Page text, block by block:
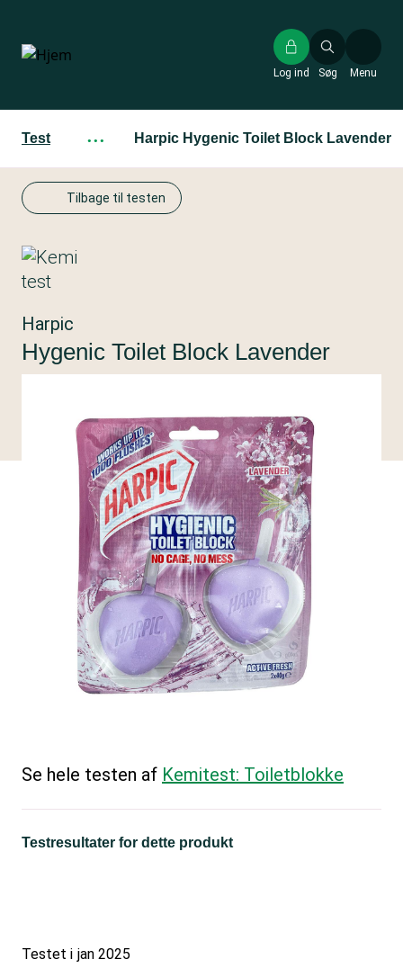
hovedindhold
Søg
Log ind Menu
Test ··· Harpic Hygenic Toilet Block Lavender
Tilbage til testen
Harpic
Hygenic Toilet Block Lavender
Se hele testen af Kemitest: Toiletblokke
Testresultater for dette produkt
Testet i jan 2025